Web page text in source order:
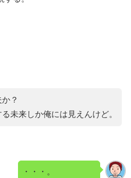
？
未来しか俺には見えんけど。
・・・。